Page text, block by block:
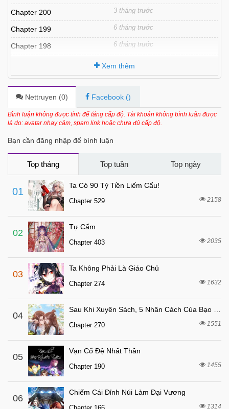
Chapter 200 3 tháng trước
Chapter 199 6 tháng trước
Chapter 198 6 tháng trước
Chapter 196 6 tháng trước
Chapter 195 6 tháng trước
Chapter 194 6 tháng trước
6 tháng trước
Chapter 192
Chapter 191 6 tháng trước
Chapter 190
Chapter 189
Chapter 188
Chapter 187
Chapter 186
Chapter 185
Chapter 184
Chapter 183 6 tháng trước
Chapter 182 6 tháng trước
Chapter 181
Chapter 180 6 tháng trước
Chapter 179
Chapter 178 6 tháng trước
Chapter 177
Xem thêm
Nettruyen (0) Facebook ()
Bình luận không được tính để tăng cấp độ. Tài khoản không bình luận được
là do: avatar nhạy cảm, spam link hoặc chưa đủ cấp độ.
Bạn cần đăng nhập để bình luận
Top tháng Top tuần Top ngày
01
Ta Có 90 Tỷ Tiền Liếm Cẩu!
Chapter 529 2158
02
Tự Cẩm
Chapter 403 2035
03
Ta Không Phải Là Giáo Chủ
Chapter 274 1632
04
Chapter 270 1551
05
Vạn Cổ Đệ Nhất Thần
Chapter 190 1455
06
Chiếm Cái Đỉnh Núi Làm Đại Vương
1314